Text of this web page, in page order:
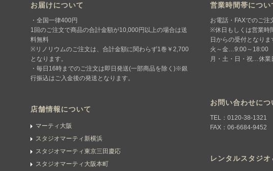
お届けについて
・全国一律400円
1回のご注文で商品の合計金額が10,000円以上の場合は送
料無料
※リノリウムのご注文は、合計金額に関わらず1巻￥2,700
となります。
・毎日16時までのご注文は即日発送(一部商品を除く)※銀
行振込はご入金後の発送となります。
店舗情報について
マーティ大阪
スタジオマーティ新横浜
スタジオマーティ東京三田慶応
スタジオマーティ大阪本町
営業時間帯につい
お電話・FAXでのご注
※休日もしくは営業時
日からの受付となりま
火～金…9:00～18:00
月・土・日・祝…休業
お問い合わせにつ
TEL：0120-38-1321
FAX：06-6684-9452
レンタルスタジオ